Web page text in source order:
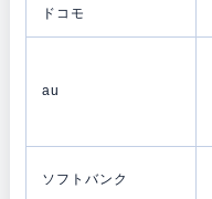
ドコモ
au
ソフトバンク